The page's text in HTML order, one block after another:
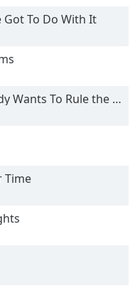
Got To Do With It
To Rule the World
Time